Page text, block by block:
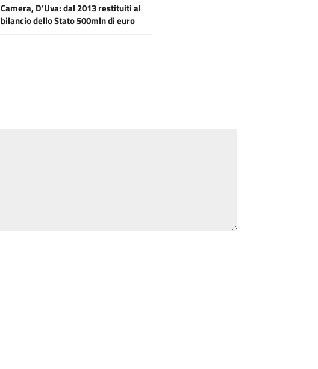
Camera, D’Uva: dal 2013 restituiti al
bilancio dello Stato 500mln di euro